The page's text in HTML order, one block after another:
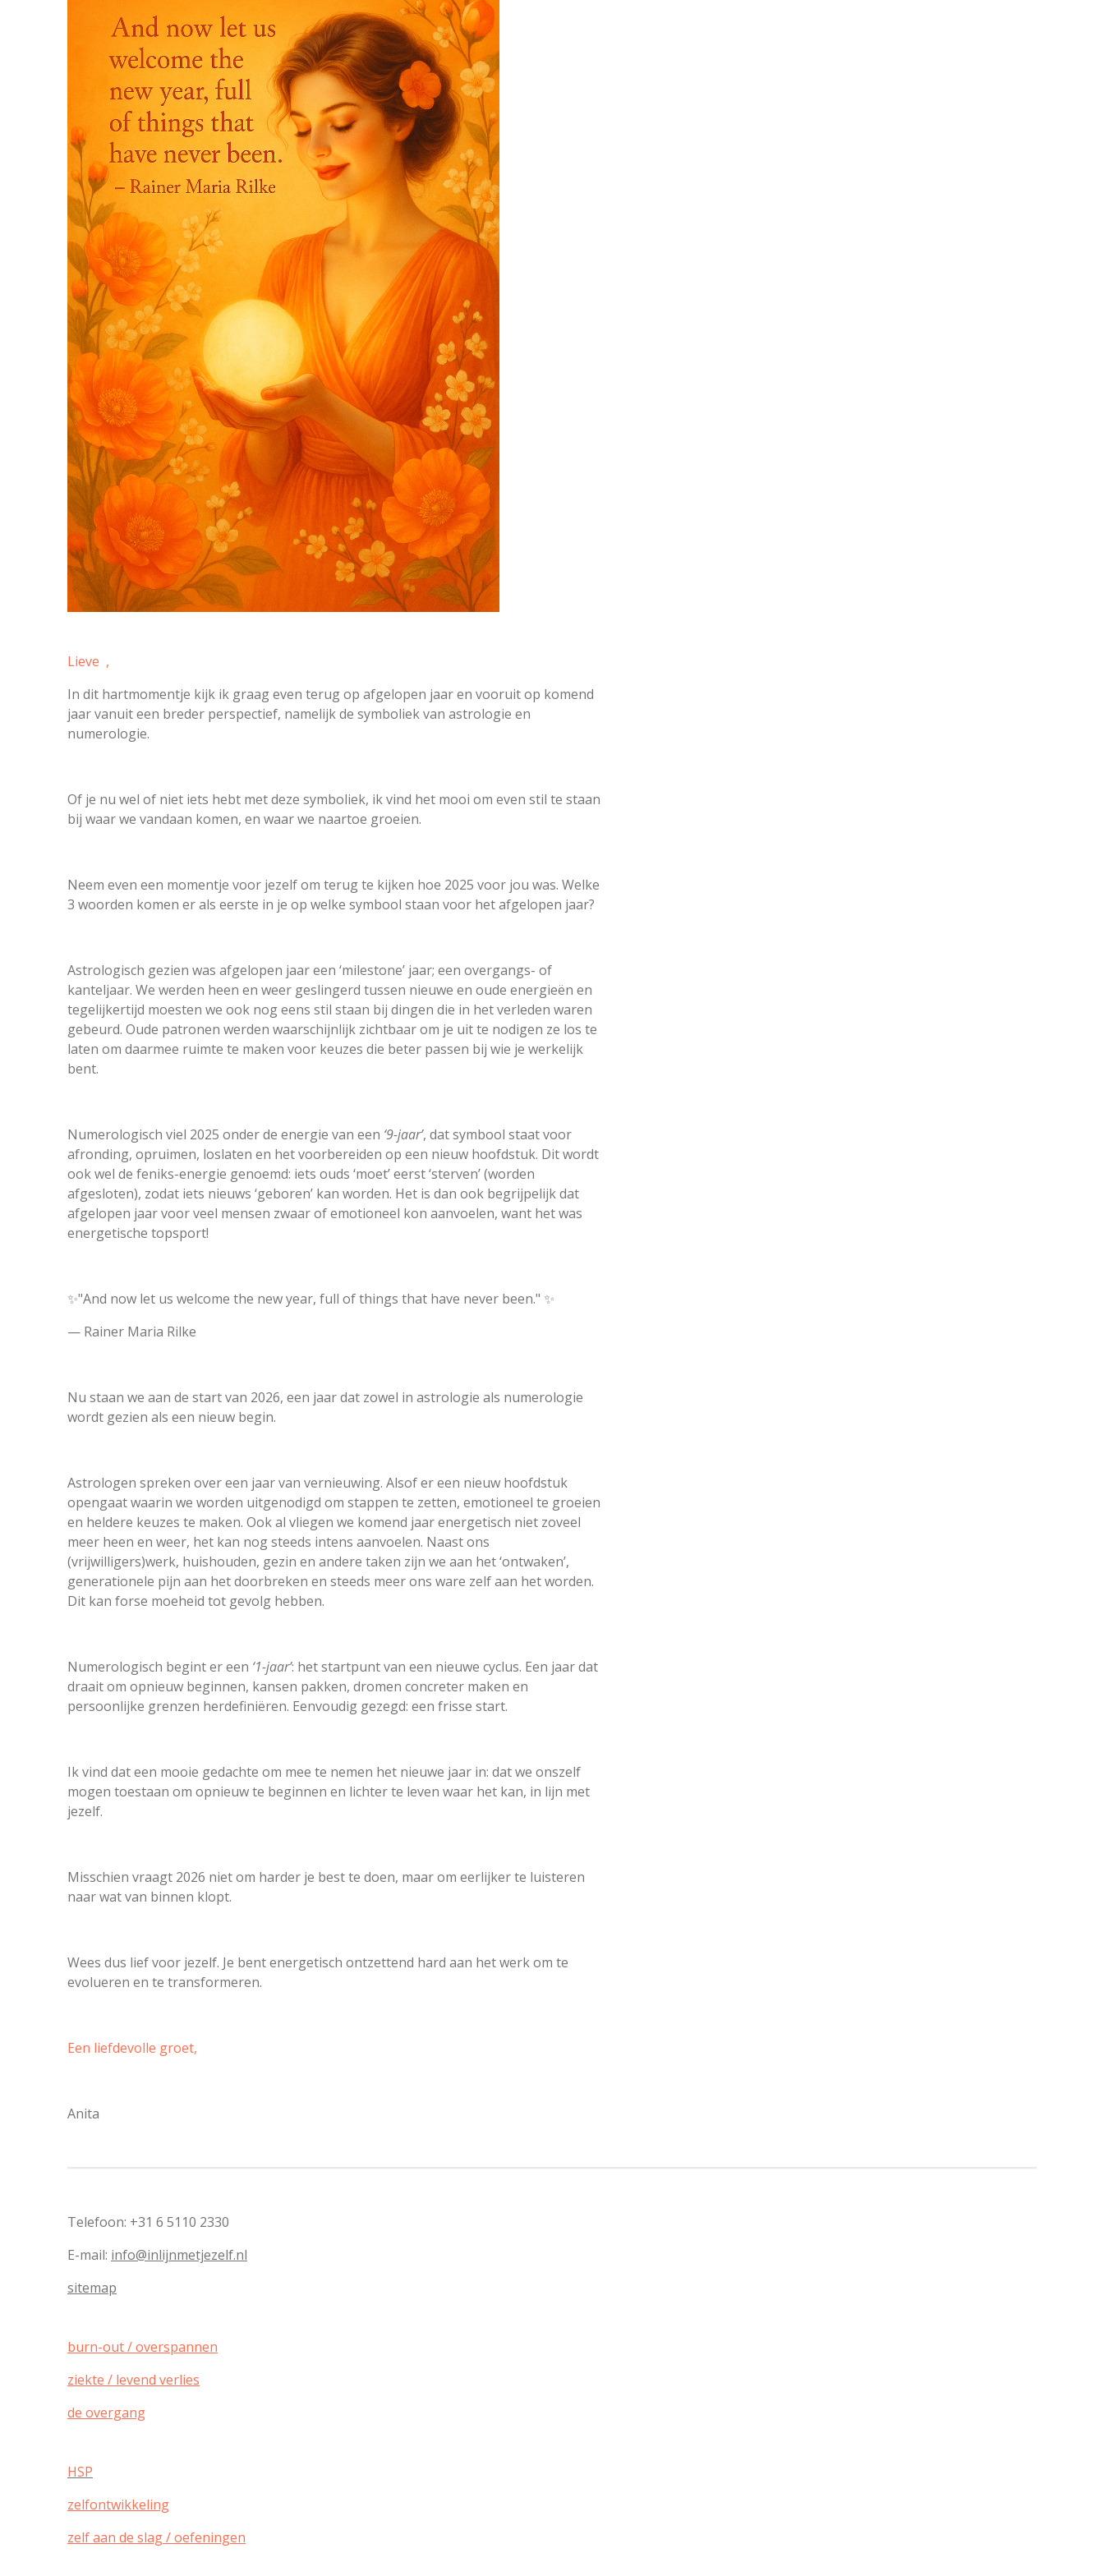
Lieve ,
In dit hartmomentje kijk ik graag even terug op afgelopen jaar en vooruit op komend
jaar vanuit een breder perspectief, namelijk de symboliek van astrologie en
numerologie.
Of je nu wel of niet iets hebt met deze symboliek, ik vind het mooi om even stil te staan
bij waar we vandaan komen, en waar we naartoe groeien.
Neem even een momentje voor jezelf om terug te kijken hoe 2025 voor jou was. Welke
3 woorden komen er als eerste in je op welke symbool staan voor het afgelopen jaar?
Astrologisch gezien was afgelopen jaar een ‘milestone’ jaar; een overgangs- of
kanteljaar. We werden heen en weer geslingerd tussen nieuwe en oude energieën en
tegelijkertijd moesten we ook nog eens stil staan bij dingen die in het verleden waren
gebeurd. Oude patronen werden waarschijnlijk zichtbaar om je uit te nodigen ze los te
laten om daarmee ruimte te maken voor keuzes die beter passen bij wie je werkelijk
bent.
Numerologisch viel 2025 onder de energie van een ‘9-jaar’, dat symbool staat voor
afronding, opruimen, loslaten en het voorbereiden op een nieuw hoofdstuk. Dit wordt
ook wel de feniks-energie genoemd: iets ouds ‘moet’ eerst ‘sterven’ (worden
afgesloten), zodat iets nieuws ‘geboren’ kan worden. Het is dan ook begrijpelijk dat
afgelopen jaar voor veel mensen zwaar of emotioneel kon aanvoelen, want het was
energetische topsport!
✨"And now let us welcome the new year, full of things that have never been." ✨
— Rainer Maria Rilke
Nu staan we aan de start van 2026, een jaar dat zowel in astrologie als numerologie
wordt gezien als een nieuw begin.
Astrologen spreken over een jaar van vernieuwing. Alsof er een nieuw hoofdstuk
opengaat waarin we worden uitgenodigd om stappen te zetten, emotioneel te groeien
en heldere keuzes te maken. Ook al vliegen we komend jaar energetisch niet zoveel
meer heen en weer, het kan nog steeds intens aanvoelen. Naast ons
(vrijwilligers)werk, huishouden, gezin en andere taken zijn we aan het ‘ontwaken’,
generationele pijn aan het doorbreken en steeds meer ons ware zelf aan het worden.
Dit kan forse moeheid tot gevolg hebben.
Numerologisch begint er een ‘1-jaar’: het startpunt van een nieuwe cyclus. Een jaar dat
draait om opnieuw beginnen, kansen pakken, dromen concreter maken en
persoonlijke grenzen herdefiniëren. Eenvoudig gezegd: een frisse start.
Ik vind dat een mooie gedachte om mee te nemen het nieuwe jaar in: dat we onszelf
mogen toestaan om opnieuw te beginnen en lichter te leven waar het kan, in lijn met
jezelf.
Misschien vraagt 2026 niet om harder je best te doen, maar om eerlijker te luisteren
naar wat van binnen klopt.
Wees dus lief voor jezelf. Je bent energetisch ontzettend hard aan het werk om te
evolueren en te transformeren.
Een liefdevolle groet,
Anita
Telefoon: +31 6 5110 2330
E-mail: info@inlijnmetjezelf.nl
sitemap
burn-out / overspannen
ziekte / levend verlies
de overgang
HSP
zelfontwikkeling
zelf aan de slag / oefeningen